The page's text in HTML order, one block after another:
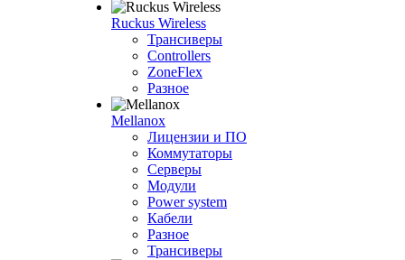
Ruckus Wireless
Трансиверы
Controllers
ZoneFlex
Разное
Mellanox
Лицензии и ПО
Коммутаторы
Серверы
Модули
Power system
Кабели
Разное
Трансиверы